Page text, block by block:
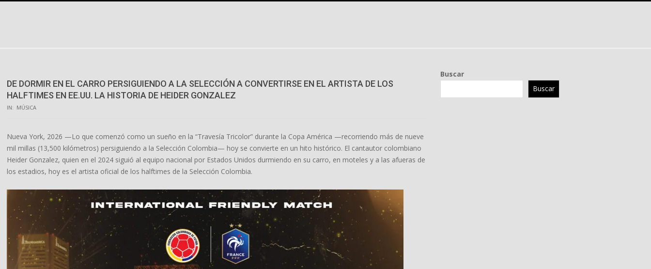
DE DORMIR EN EL CARRO PERSIGUIENDO A LA SELECCIÓN A CONVERTIRSE EN EL ARTISTA DE LOS
HALFTIMES EN EE.UU. LA HISTORIA DE HEIDER GONZALEZ
IN: MÚSICA
Nueva York, 2026 —Lo que comenzó como un sueño en la “Travesía Tricolor” durante la Copa América —recorriendo más de nueve
mil millas (13,500 kilómetros) persiguiendo a la Selección Colombia— hoy se convierte en un hito histórico. El cantautor colombiano
Heider Gonzalez, quien en el 2024 siguió al equipo nacional por Estados Unidos durmiendo en su carro, en moteles y a las afueras de
los estadios, hoy es el artista oficial de los halftimes de la Selección Colombia.
Buscar
Buscar